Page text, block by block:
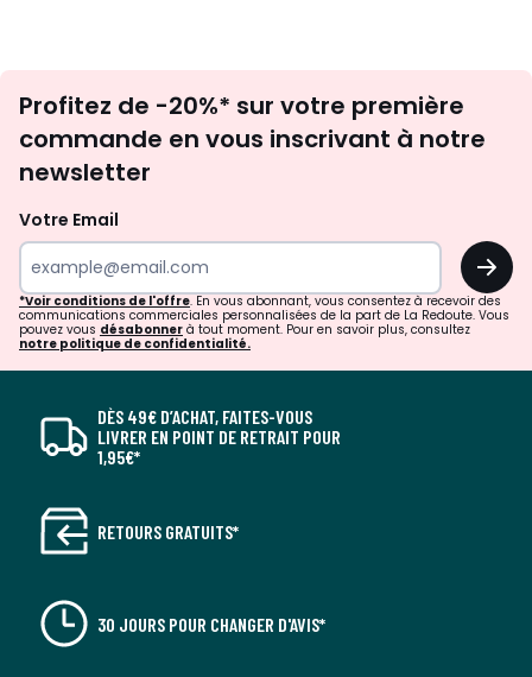
newsletter
Profitez de -20%* sur votre première
commande en vous inscrivant à notre
newsletter
Votre Email
OK
*Voir conditions de l'offre. En vous abonnant, vous consentez à recevoir des
communications commerciales personnalisées de la part de La Redoute. Vous
pouvez vous désabonner à tout moment. Pour en savoir plus, consultez
notre politique de confidentialité.
DÈS 49€ D’ACHAT, FAITES-VOUS
LIVRER EN POINT DE RETRAIT POUR
1,95€*
RETOURS GRATUITS*
30 JOURS POUR CHANGER D'AVIS*